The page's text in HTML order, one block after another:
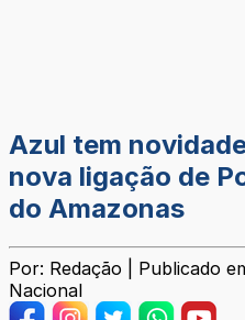
Azul tem
nova ligação de
do Amazonas
Por: Redação | Publicado
Nacional